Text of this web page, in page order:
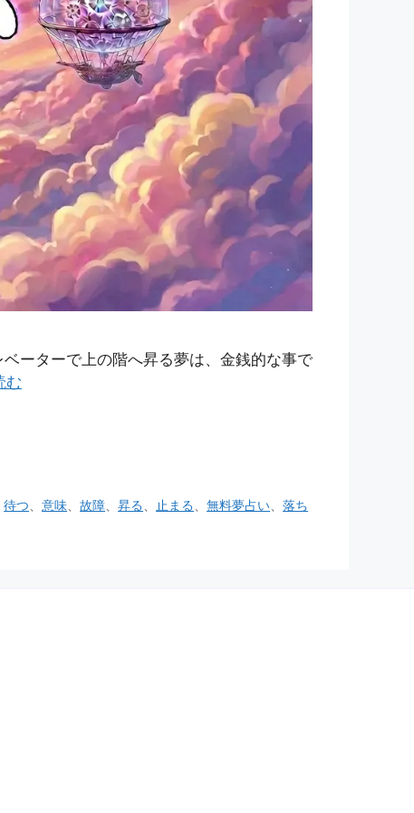
ーターで上の階へ昇る夢は、金銭的な事で
む
待つ、意味、故障、昇る、止まる、無料夢占い、落ち